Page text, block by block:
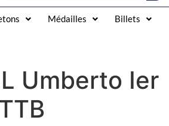
Médailles
Billets
Umberto Ier